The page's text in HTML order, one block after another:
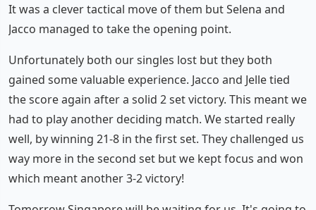
It was a clever tactical move of them but Selena and
Jacco managed to take the opening point.
Unfortunately both our singles lost but they both
gained some valuable experience. Jacco and Jelle tied
the score again after a solid 2 set victory. This meant we
had to play another deciding match. We started really
well, by winning 21-8 in the first set. They challenged us
way more in the second set but we kept focus and won
which meant another 3-2 victory!